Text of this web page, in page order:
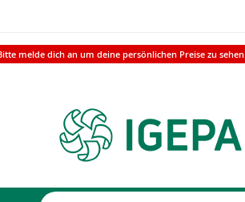
melde dich an um deine persönlichen Preise zu sehen.